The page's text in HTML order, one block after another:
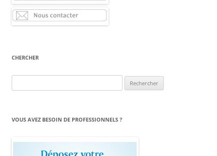
CHERCHER
VOUS AVEZ BESOIN DE PROFESSIONNELS ?